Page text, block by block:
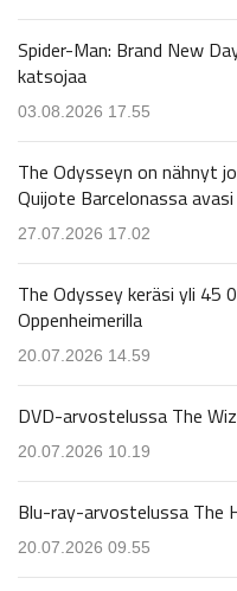
Spider-Man: Brand New
katsojaa
03.08.2026 17.55
The Odysseyn on nähnyt
Quijote Barcelonassa
27.07.2026 17.02
The Odyssey keräsi yli 45
Oppenheimerilla
20.07.2026 14.59
DVD-arvostelussa The
20.07.2026 10.19
Blu-ray-arvostelussa The
20.07.2026 09.55